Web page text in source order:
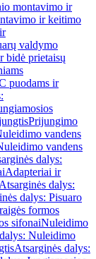
montavimo ir
ir keitimo
valdymo
bidė prietaisų
puodams ir
Prijungimo
vandens
vandens
dalys:
Adapteriai ir
Atsarginės dalys:
dalys: Pisuaro
formos
sifonaiNuleidimo
Nuleidimo
Atsarginės dalys: